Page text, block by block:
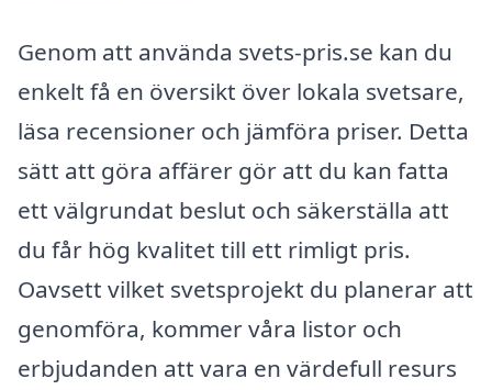
Genom att använda svets-pris.se kan du
enkelt få en översikt över lokala svetsare,
läsa recensioner och jämföra priser. Detta
sätt att göra affärer gör att du kan fatta
ett välgrundat beslut och säkerställa att
du får hög kvalitet till ett rimligt pris.
Oavsett vilket svetsprojekt du planerar att
genomföra, kommer våra listor och
erbjudanden att vara en värdefull resurs